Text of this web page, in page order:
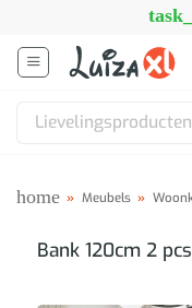
inhoud
Zoeken
home » Meubels »
Bank 120cm 2